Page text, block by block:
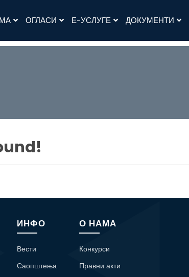
ОГЛАСИ Е-УСЛУГЕ ДОКУМЕНТИ
ИНФО
Вести
Саопштења
О НАМА
Конкурси
Правни акти